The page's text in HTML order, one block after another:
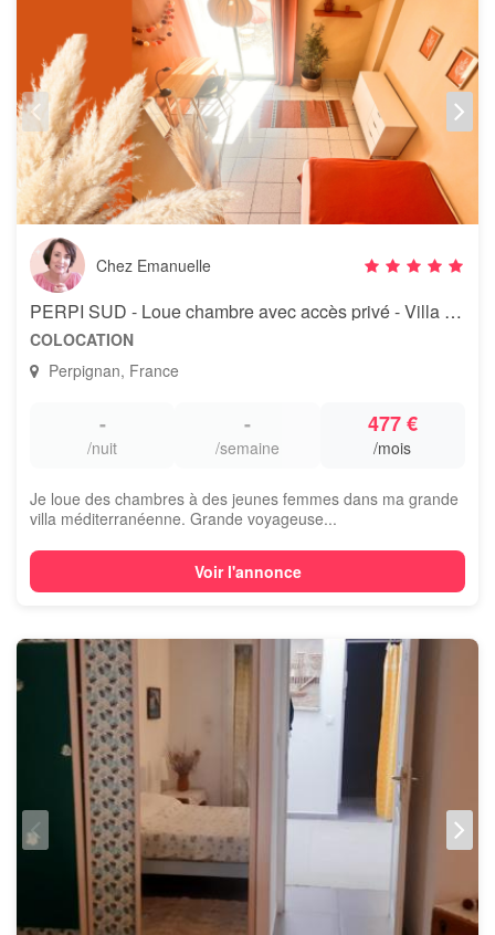
Chez Emanuelle
PERPI SUD - Loue chambre avec accès privé - Villa méditerranéenne
COLOCATION
Perpignan, France
-
/nuit
-
/semaine
477 €
/mois
Je loue des chambres à des jeunes femmes dans ma grande
villa méditerranéenne. Grande voyageuse...
Voir l'annonce